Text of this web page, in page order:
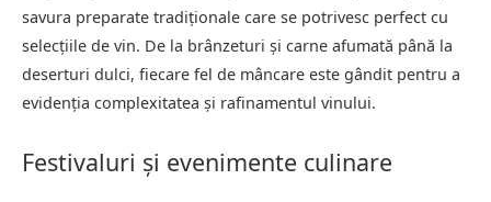
savura preparate tradiționale care se potrivesc perfect cu
selecțiile de vin. De la brânzeturi și carne afumată până la
deserturi dulci, fiecare fel de mâncare este gândit pentru a
evidenția complexitatea și rafinamentul vinului.
Festivaluri și evenimente culinare